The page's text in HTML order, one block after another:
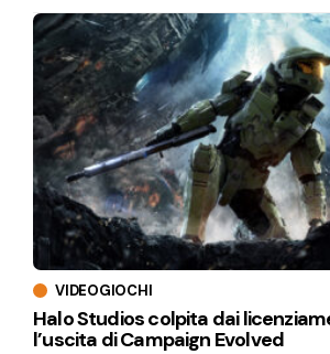
VIDEOGIOCHI
Halo Studios colpita dai
l’uscita di Campaign Evolved